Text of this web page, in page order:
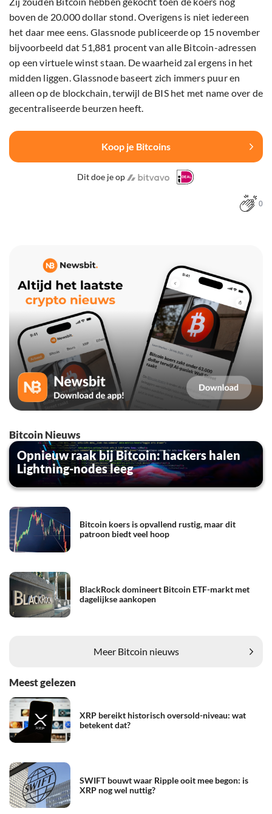
boven de 20.000 dollar stond. Overigens is niet iedereen
het daar mee eens. Glassnode publiceerde op 15 november
bijvoorbeeld dat 51,881 procent van alle Bitcoin-adressen
op een virtuele winst staan. De waarheid zal ergens in het
midden liggen. Glassnode baseert zich immers puur en
alleen op de blockchain, terwijl de BIS het met name over de
gecentraliseerde beurzen heeft.
Koop je Bitcoins
Dit doe je op
0
Bitcoin Nieuws
Opnieuw raak bij Bitcoin: hackers halen
Lightning-nodes leeg
Bitcoin koers is opvallend rustig, maar dit
patroon biedt veel hoop
BlackRock domineert Bitcoin ETF-markt met
dagelijkse aankopen
Meer Bitcoin nieuws
Meest gelezen
XRP bereikt historisch oversold-niveau: wat
betekent dat?
SWIFT bouwt waar Ripple ooit mee begon: is
XRP nog wel nuttig?